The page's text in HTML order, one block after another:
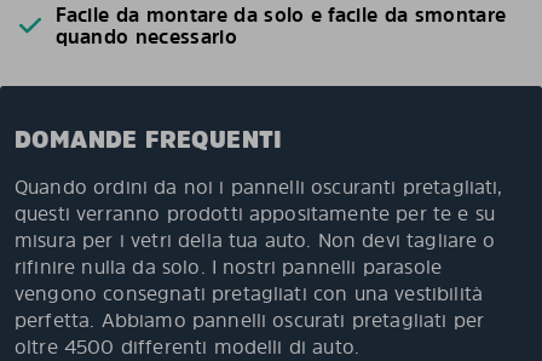
Facile da montare da solo e facile da smontare
quando necessario
DOMANDE FREQUENTI
Quando ordini da noi i pannelli oscuranti pretagliati,
questi verranno prodotti appositamente per te e su
misura per i vetri della tua auto. Non devi tagliare o
rifinire nulla da solo. I nostri pannelli parasole
vengono consegnati pretagliati con una vestibilità
perfetta. Abbiamo pannelli oscurati pretagliati per
oltre 4500 differenti modelli di auto.